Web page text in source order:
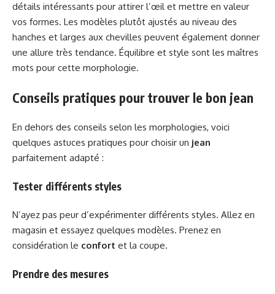
détails intéressants pour attirer l’œil et mettre en valeur
vos formes. Les modèles plutôt ajustés au niveau des
hanches et larges aux chevilles peuvent également donner
une allure très tendance. Équilibre et style sont les maîtres
mots pour cette morphologie.
Conseils pratiques pour trouver le bon jean
En dehors des conseils selon les morphologies, voici
quelques astuces pratiques pour choisir un jean
parfaitement adapté :
Tester différents styles
N’ayez pas peur d’expérimenter différents styles. Allez en
magasin et essayez quelques modèles. Prenez en
considération le confort et la coupe.
Prendre des mesures